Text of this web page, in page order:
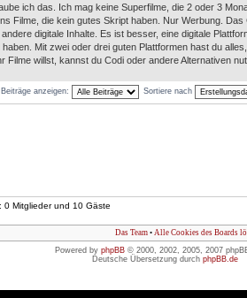
ich das. Ich mag keine Superfilme, die 2 oder 3
Filme, die kein gutes Skript haben. Nur Werbung. Das
digitale Inhalte. Es ist besser, eine digitale
Mit zwei oder drei guten Plattformen hast du
Filme willst, kannst du Codi oder andere Alternativen
Beiträge anzeigen: Sortiere nach
0 Mitglieder und 10 Gäste
Das Team • Alle Cookies des Boards
Powered by phpBB © 2000, 2002, 2005, 2007
Deutsche Übersetzung durch phpBB.de